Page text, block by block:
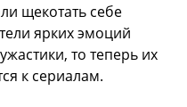
щекотать себе
ярких эмоций
то теперь их
к сериалам.